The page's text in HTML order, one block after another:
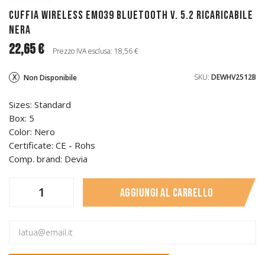
Cuffia wireless EM039 bluetooth V. 5.2 ricaricabile
Nera
22,65 € Prezzo IVA esclusa: 18,56 €
Non Disponibile SKU: DEWHV2512B
Sizes: Standard
Box: 5
Color: Nero
Certificate: CE - Rohs
Comp. brand: Devia
Aggiungi al carrello